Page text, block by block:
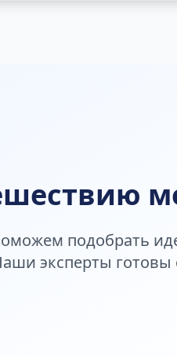
подобрать
эксперты готовы